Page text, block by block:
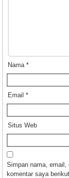
Nama *
Email *
Situs Web
Simpan nama, email,
komentar saya